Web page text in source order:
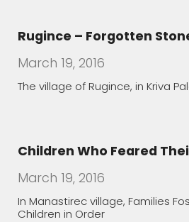
The healing features of
March 19, 2016
The water rich in minerals is